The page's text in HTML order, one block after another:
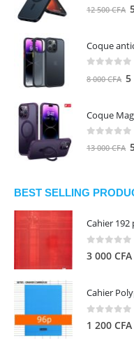
12 500CFA
8 000CFA Le
5
13 000CFA
BEST SELLING
3 000 CFA
1 200 CFA